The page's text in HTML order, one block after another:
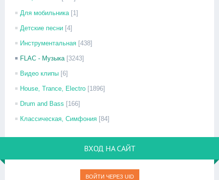
Для мобильника [1]
Детские песни [4]
Инструментальная [438]
FLAC - Музыка [3243]
Видео клипы [6]
House, Trance, Electro [1896]
Drum and Bass [166]
Классическая, Симфония [84]
ВХОД НА САЙТ
ВОЙТИ ЧЕРЕЗ UID